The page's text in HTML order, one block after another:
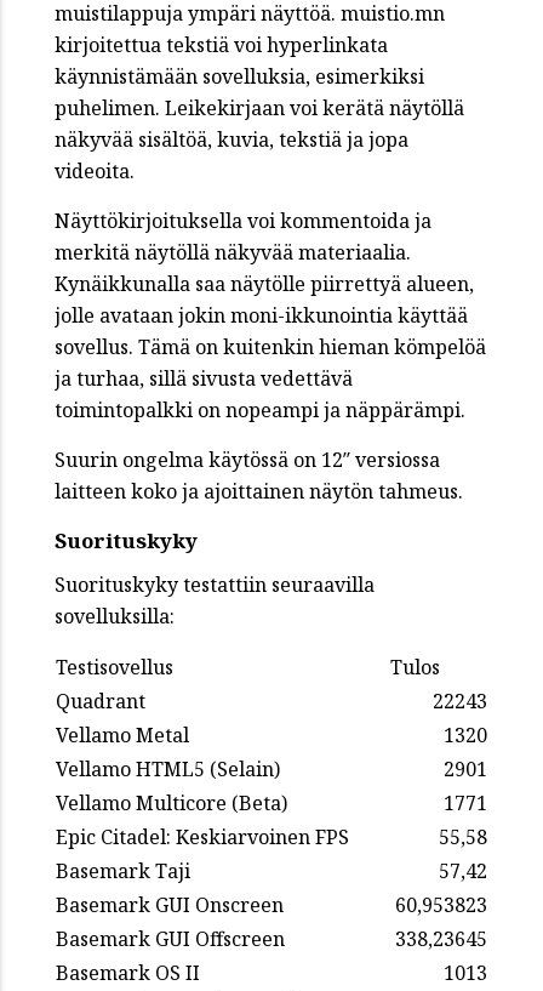
muistilappuja ympäri näyttöä. muistio.mn
kirjoitettua tekstiä voi hyperlinkata
käynnistämään sovelluksia, esimerkiksi
puhelimen. Leikekirjaan voi kerätä näytöllä
näkyvää sisältöä, kuvia, tekstiä ja jopa
videoita.
Näyttökirjoituksella voi kommentoida ja
merkitä näytöllä näkyvää materiaalia.
Kynäikkunalla saa näytölle piirrettyä alueen,
jolle avataan jokin moni-ikkunointia käyttää
sovellus. Tämä on kuitenkin hieman kömpelöä
ja turhaa, sillä sivusta vedettävä
toimintopalkki on nopeampi ja näppärämpi.
Suurin ongelma käytössä on 12″ versiossa
laitteen koko ja ajoittainen näytön tahmeus.
Suorituskyky
Suorituskyky testattiin seuraavilla
sovelluksilla:
Testisovellus
Tulos
Quadrant
22243
Vellamo Metal
1320
Vellamo HTML5 (Selain)
2901
Vellamo Multicore (Beta)
1771
Epic Citadel: Keskiarvoinen FPS
55,58
Basemark Taji
57,42
Basemark GUI Onscreen
60,953823
Basemark GUI Offscreen
338,23645
Basemark OS II
1013